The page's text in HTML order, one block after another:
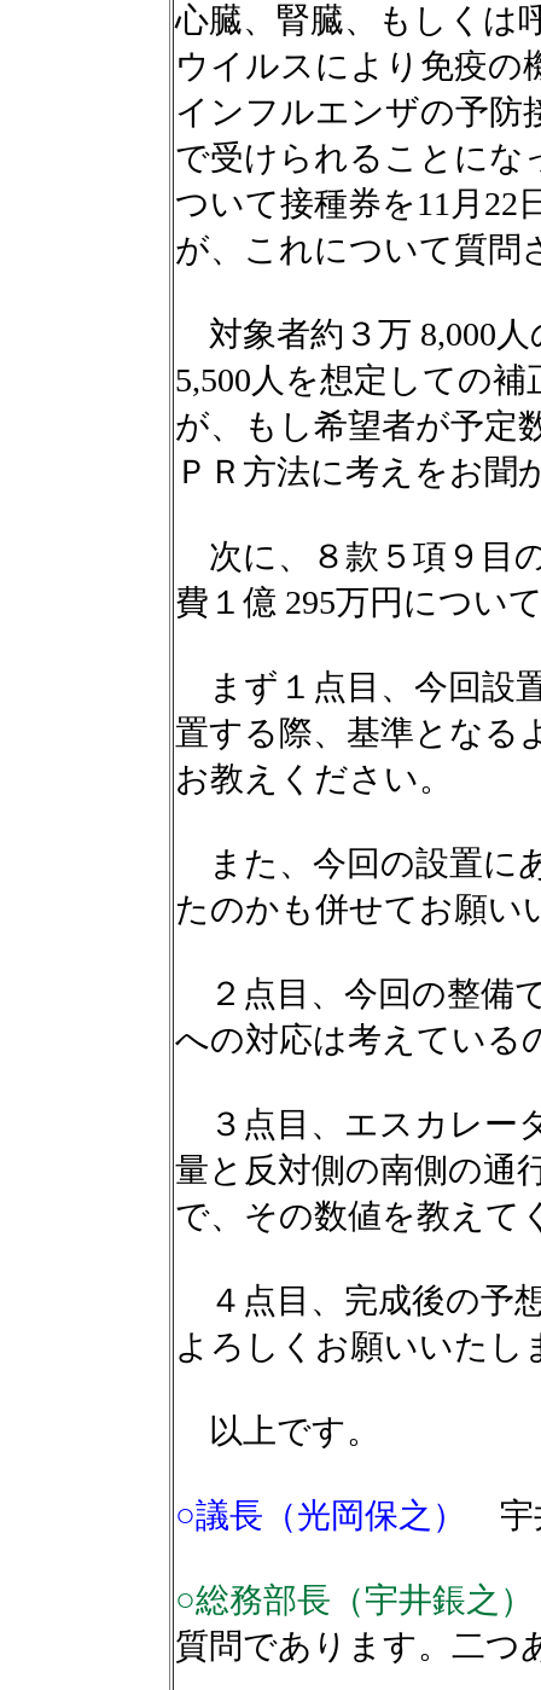
心臓、腎臓、もしくは
ウイルスにより免疫の
インフルエンザの予防
で受けられることにな
ついて接種券を11月22
が、これについて質問
対象者約３万 8,000
5,500人を想定しての
が、もし希望者が予定
ＰＲ方法に考えをお聞
次に、８款５項９目
費１億 295万円につい
まず１点目、今回設
置する際、基準となる
お教えください。
また、今回の設置に
たのかも併せてお願い
２点目、今回の整備
への対応は考えている
３点目、エスカレー
量と反対側の南側の通
で、その数値を教えて
４点目、完成後の予
よろしくお願いいたし
以上です。
○議長（光岡保之）
○総務部長（宇井鋹之
質問であります。二つ